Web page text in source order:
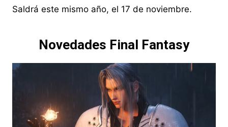
Saldrá este mismo año, el 17 de noviembre.
Novedades Final Fantasy